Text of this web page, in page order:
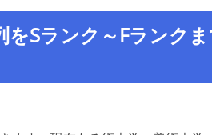
をSランク～Fランク